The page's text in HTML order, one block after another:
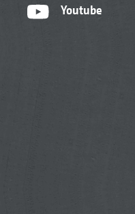
Youtube